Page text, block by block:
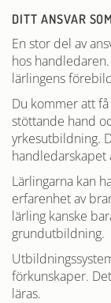
DITT ANSVAR
En stor del av
hos
lärlingens
Du kommer att
stöttande hand
yrkesutbildning.
handledarskapet
Lärlingarna kan
erfarenhet av
lärling kanske
grundutbildning.
förkunskaper.
läras.